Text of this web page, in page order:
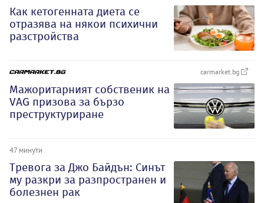
Как кетогенната диета се
отразява на някои психични
разстройства
carmarket.bg
Мажоритарният собственик на
VAG призова за бързо
преструктуриране
47 минути
Тревога за Джо Байдън: Синът
му разкри за разпространен и
болезнен рак